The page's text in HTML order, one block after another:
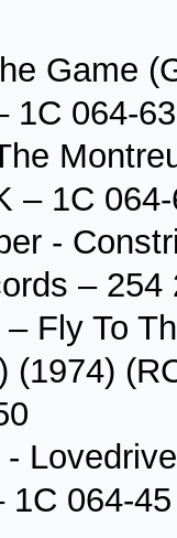
Game
1C 064-
‎– 1C
-
‎–
Fly To
(1974)
1C 064-